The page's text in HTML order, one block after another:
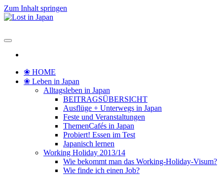
Zum Inhalt springen
❀ HOME
❀ Leben in Japan
Alltagsleben in Japan
BEITRAGSÜBERSICHT
Ausflüge + Unterwegs in Japan
Feste und Veranstaltungen
ThemenCafés in Japan
Probiert! Essen im Test
Japanisch lernen
Working Holiday 2013/14
Wie bekommt man das Working-Holiday-Visum?
Wie finde ich einen Job?